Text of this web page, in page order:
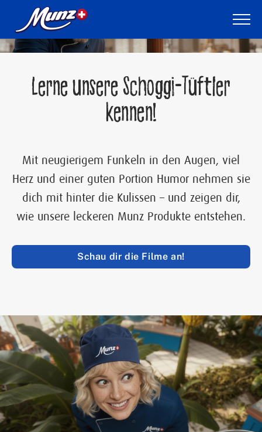
main
content
Munz
Welt
im
Chocolarium
Über
uns
PLAY
Lerne unsere Schoggi-Tüftler
kennen!
Mit neugierigem Funkeln in den Augen, viel
Herz und einer guten Portion Humor nehmen sie
dich mit hinter die Kulissen – und zeigen dir,
wie unsere leckeren Munz Produkte entstehen.
Schau dir die Filme an!